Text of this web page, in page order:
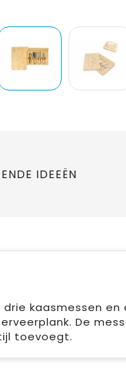
IDEEËN
kaasmessen
De
toevoegt.